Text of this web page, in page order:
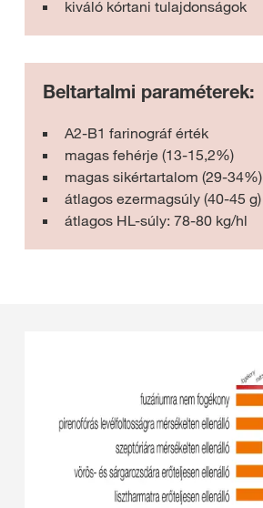
kiváló kórtani tulajdonságok
Beltartalmi paraméterek:
A2-B1 farinográf érték
magas fehérje (13-15,2%)
magas sikértartalom (29-34%)
átlagos ezermagsúly (40-45 g)
átlagos HL-súly: 78-80 kg/hl